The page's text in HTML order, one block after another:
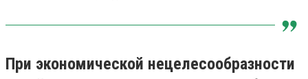
При экономической нецелесообразности